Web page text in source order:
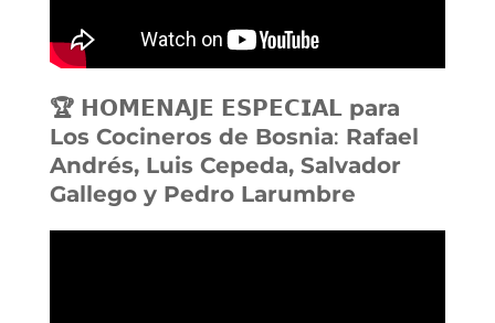
🏆 𝗛𝗢𝗠𝗘𝗡𝗔𝗝𝗘 𝗘𝗦𝗣𝗘𝗖𝗜𝗔𝗟 para
Los Cocineros de Bosnia: Rafael
Andrés, Luis Cepeda, Salvador
Gallego y Pedro Larumbre